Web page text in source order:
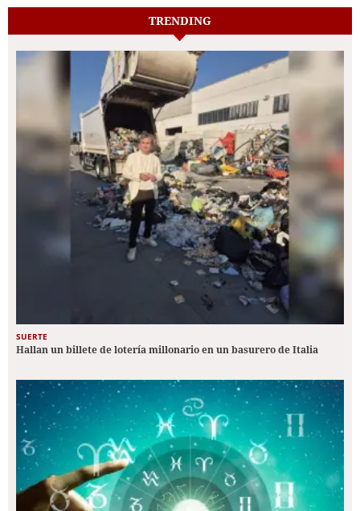
TRENDING
SUERTE
Hallan un billete de lotería millonario en un basurero de Italia